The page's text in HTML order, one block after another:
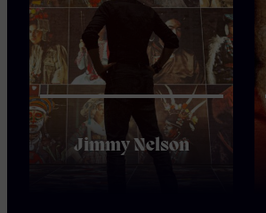
Jimmy Nelson